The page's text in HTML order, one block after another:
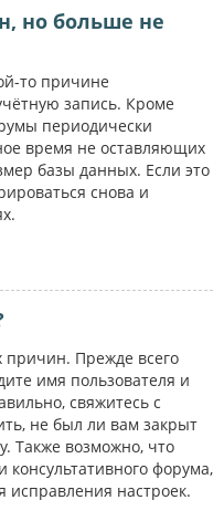
но больше не
то причине
запись. Кроме
периодически
время не оставляющих
базы данных. Если это
снова и
причин. Прежде всего
имя пользователя и
свяжитесь с
не был ли вам закрыт
Также возможно, что
форума,
исправления настроек.